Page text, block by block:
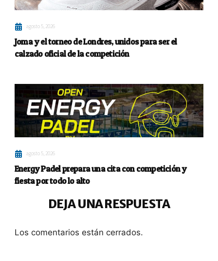
agosto 5, 2026
Joma y el torneo de Londres, unidos para ser el
calzado oficial de la competición
agosto 5, 2026
Energy Padel prepara una cita con competición y
fiesta por todo lo alto
DEJA UNA RESPUESTA
Los comentarios están cerrados.